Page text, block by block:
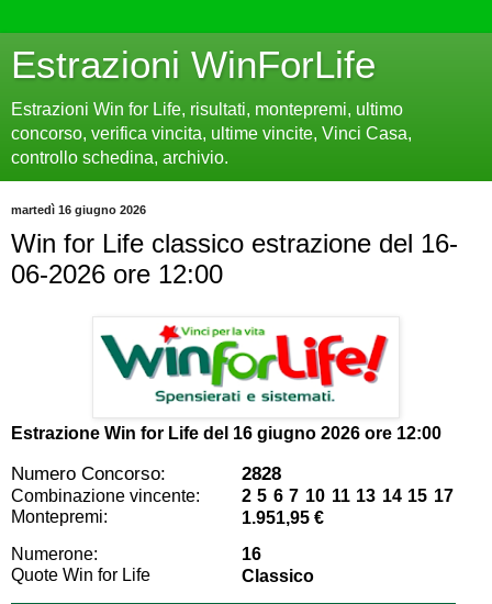
Estrazioni WinForLife
Estrazioni Win for Life, risultati, montepremi, ultimo
concorso, verifica vincita, ultime vincite, Vinci Casa,
controllo schedina, archivio.
martedì 16 giugno 2026
Win for Life classico estrazione del 16-
06-2026 ore 12:00
Estrazione Win for Life del 16 giugno 2026 ore 12:00
Numero Concorso: 2828
Combinazione vincente:
2 5 6 7 10 11 13 14 15 17
Montepremi:
1.951,95 €
Numerone:
16
Quote Win for Life
Classico